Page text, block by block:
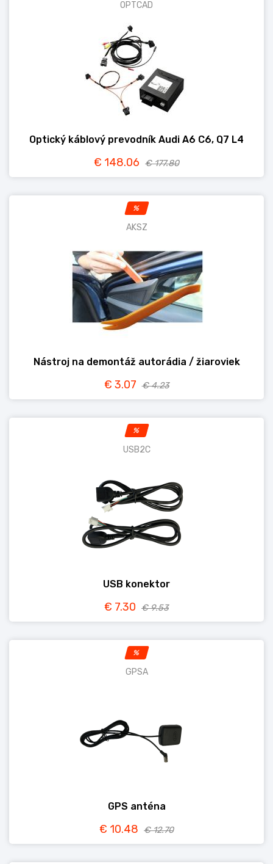
OPTCAD
Optický káblový prevodník Audi A6 C6, Q7 L4
€ 148.06 € 177.80
%
AKSZ
Nástroj na demontáž autorádia / žiaroviek
€ 3.07 € 4.23
%
USB2C
USB konektor
€ 7.30 € 9.53
%
GPSA
GPS anténa
€ 10.48 € 12.70